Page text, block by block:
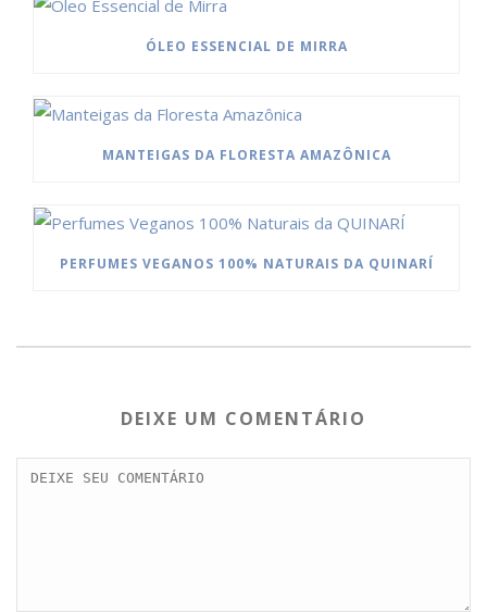
ÓLEO ESSENCIAL DE MIRRA
MANTEIGAS DA FLORESTA AMAZÔNICA
PERFUMES VEGANOS 100% NATURAIS DA QUINARÍ
DEIXE UM COMENTÁRIO